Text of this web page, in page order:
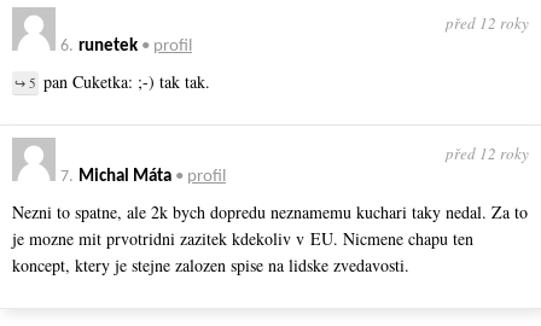
6. runetek • profil
před 12 roky
↪ 5 pan Cuketka: ;-) tak tak.
7. Michal Máta • profil
před 12 roky
Nezni to spatne, ale 2k bych dopredu neznamemu kuchari taky nedal. Za to
je mozne mit prvotridni zazitek kdekoliv v EU. Nicmene chapu ten
koncept, ktery je stejne zalozen spise na lidske zvedavosti.